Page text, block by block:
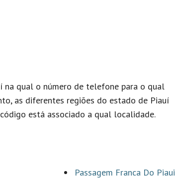
na qual o número de telefone para o qual
as diferentes regiões do estado de Piauí
está associado a qual localidade.
Passagem Franca Do Piaui